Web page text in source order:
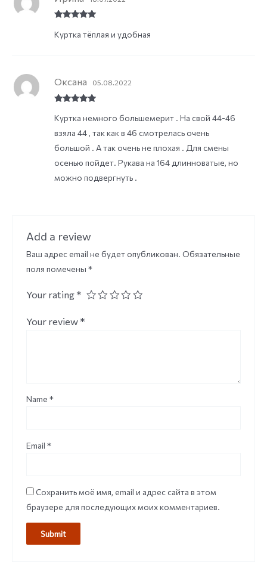
of 5
Куртка тёплая и удобная
of 5
Оксана 05.08.2022
Куртка немного большемерит . На свой 44-46
взяла 44 , так как в 46 смотрелась очень
большой . А так очень не плохая . Для смены
осенью пойдет. Рукава на 164 длинноватые, но
можно подвергнуть .
Add a review
Ваш адрес email не будет опубликован. Обязательные
поля помечены *
Your rating *
Your review *
Name *
Email *
Сохранить моё имя, email и адрес сайта в этом
браузере для последующих моих комментариев.